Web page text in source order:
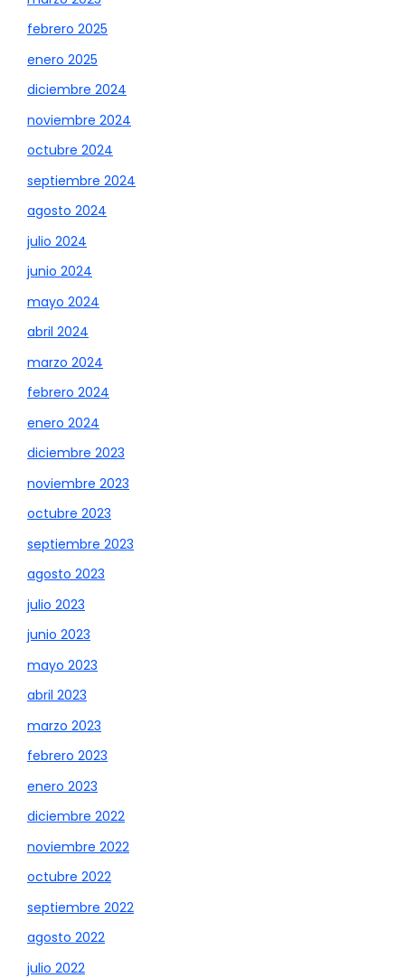
febrero 2025
enero 2025
diciembre 2024
noviembre 2024
octubre 2024
septiembre 2024
agosto 2024
julio 2024
junio 2024
mayo 2024
abril 2024
marzo 2024
febrero 2024
enero 2024
diciembre 2023
noviembre 2023
octubre 2023
septiembre 2023
agosto 2023
julio 2023
junio 2023
mayo 2023
abril 2023
marzo 2023
febrero 2023
enero 2023
diciembre 2022
noviembre 2022
octubre 2022
septiembre 2022
agosto 2022
julio 2022